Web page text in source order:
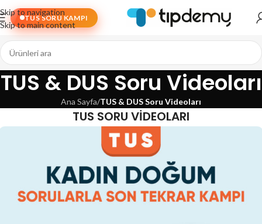
Skip to navigation
Skip to main content
TUS SORU KAMPI
TUS & DUS Soru Videoları
Ana Sayfa/TUS & DUS Soru Videoları
TUS SORU VİDEOLARI